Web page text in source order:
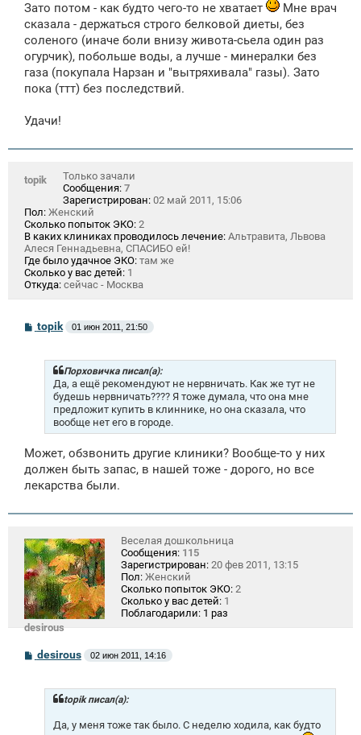
Зато потом - как будто чего-то не хватает
Мне врач
сказала - держаться строго белковой диеты, без
соленого (иначе боли внизу живота-сьела один раз
огурчик), побольше воды, а лучше - минералки без
газа (покупала Нарзан и "вытряхивала" газы). Зато
пока (ттт) без последствий.
Удачи!
topik
Только зачали
Сообщения: 7
Зарегистрирован: 02 май 2011, 15:06
Пол: Женский
Сколько попыток ЭКО: 2
В каких клиниках проводилось лечение: Альтравита, Львова
Алеся Геннадьевна, СПАСИБО ей!
Где было удачное ЭКО: там же
Сколько у вас детей: 1
Откуда: сейчас - Москва
Сtopik 01 июн 2011, 21:50
Порховичка писал(а):
Да, а ещё рекомендуют не нервничать. Как же тут не
будешь нервничать???? Я тоже думала, что она мне
предложит купить в клиннике, но она сказала, что
вообще нет его в городе.
Может, обзвонить другие клиники? Вообще-то у них
должен быть запас, в нашей тоже - дорого, но все
лекарства были.
desirous
Веселая дошкольница
Сообщения: 115
Зарегистрирован: 20 фев 2011, 13:15
Пол: Женский
Сколько попыток ЭКО: 2
Сколько у вас детей: 1
Поблагодарили: 1 раз
Сdesirous 02 июн 2011, 14:16
topik писал(а):
Да, у меня тоже так было. С неделю ходила, как будто